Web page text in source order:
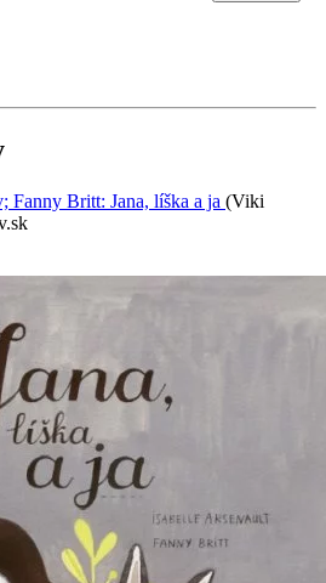
Fanny Britt: Jana, líška a ja (Viki